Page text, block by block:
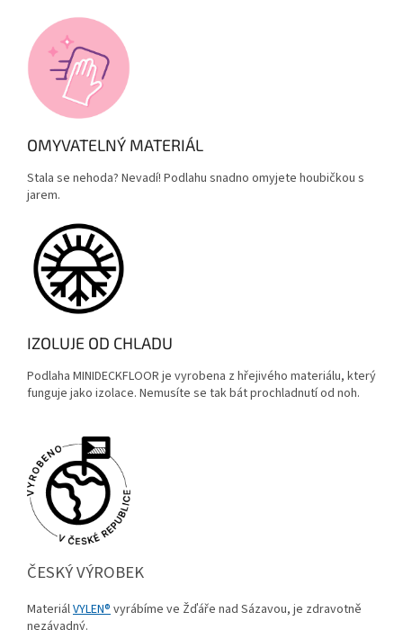
OMYVATELNÝ MATERIÁL
Stala se nehoda? Nevadí! Podlahu snadno omyjete houbičkou s
jarem.
IZOLUJE OD CHLADU
Podlaha MINIDECKFLOOR je vyrobena z hřejivého materiálu, který
funguje jako izolace. Nemusíte se tak bát prochladnutí od noh.
ČESKÝ VÝROBEK
MateriálVYLEN®vyrábíme ve Žďáře nad Sázavou, je zdravotně